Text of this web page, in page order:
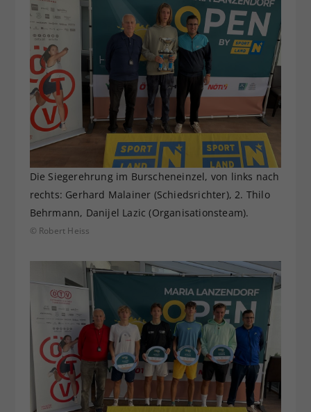
Die Siegerehrung im Burscheneinzel, von links nach
rechts: Gerhard Malainer (Schiedsrichter), 2. Thilo
Behrmann, Danijel Lazic (Organisationsteam).
© Robert Heiss